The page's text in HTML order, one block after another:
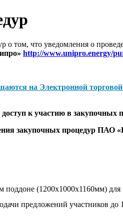
о том, что уведомления о
http://www.unipro.energy/
на Электронной
к участию в закупочных
закупочных процедур ПАО
поддоне
предложений участников до